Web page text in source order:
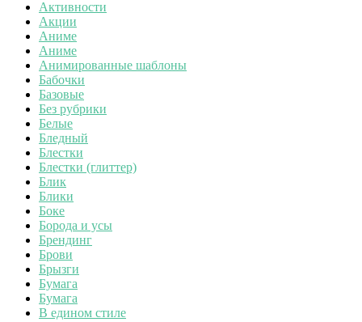
Активности
Акции
Аниме
Аниме
Анимированные шаблоны
Бабочки
Базовые
Без рубрики
Белые
Бледный
Блестки
Блестки (глиттер)
Блик
Блики
Боке
Борода и усы
Брендинг
Брови
Брызги
Бумага
Бумага
В едином стиле